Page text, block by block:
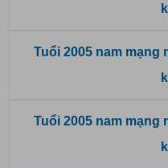
Tuổi 2005 nam mạng
Tuổi 2005 nam mạng